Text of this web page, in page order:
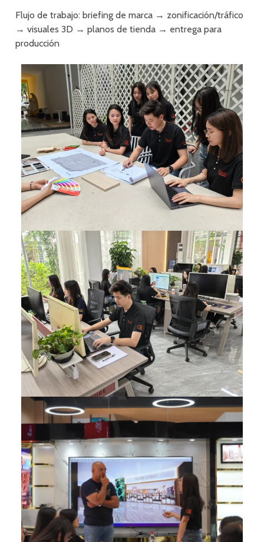
Flujo de trabajo: briefing de marca → zonificación/tráfico
→ visuales 3D → planos de tienda → entrega para
producción